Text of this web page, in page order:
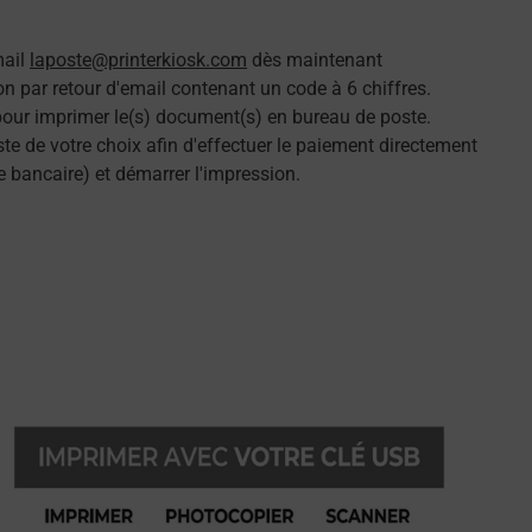
laposte@printerkiosk.com dès maintenant
par retour d'email contenant un code à 6 chiffres.
imprimer le(s) document(s) en bureau de poste.
de votre choix afin d'effectuer le paiement directement
bancaire) et démarrer l'impression.